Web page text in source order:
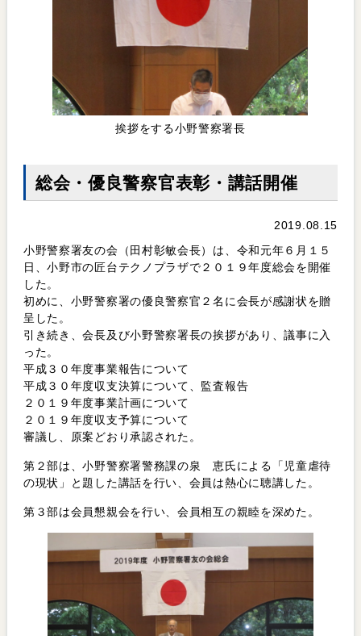
挨拶をする小野警察署長
総会・優良警察官表彰・講話開催
2019.08.15
小野警察署友の会（田村彰敏会長）は、令和元年６月１５
日、小野市の匠台テクノプラザで２０１９年度総会を開催
した。
初めに、小野警察署の優良警察官２名に会長が感謝状を贈
呈した。
引き続き、会長及び小野警察署長の挨拶があり、議事に入
った。
平成３０年度事業報告について
平成３０年度収支決算について、監査報告
２０１９年度事業計画について
２０１９年度収支予算について
審議し、原案どおり承認された。
第２部は、小野警察署警務課の泉 恵氏による「児童虐待
の現状」と題した講話を行い、会員は熱心に聴講した。
第３部は会員懇親会を行い、会員相互の親睦を深めた。